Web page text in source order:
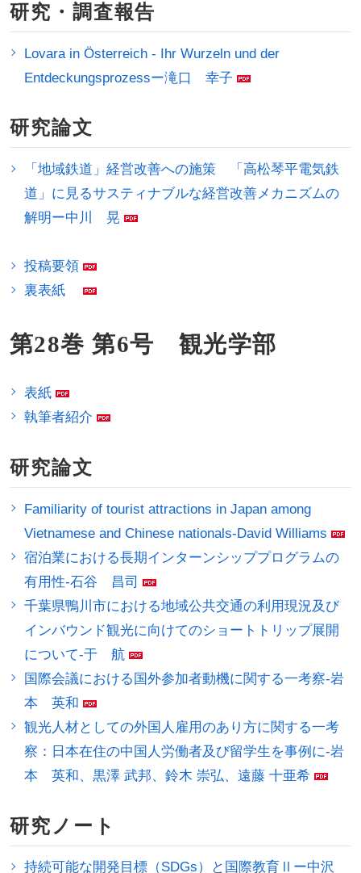
研究・調査報告
Lovara in Österreich - Ihr Wurzeln und der
Entdeckungsprozessー滝口 幸子
研究論文
「地域鉄道」経営改善への施策 「高松琴平電気鉄
道」に見るサスティナブルな経営改善メカニズムの
解明ー中川 晃
投稿要領
裏表紙
第28巻 第6号 観光学部
表紙
執筆者紹介
研究論文
Familiarity of tourist attractions in Japan among
Vietnamese and Chinese nationals-David Williams
宿泊業における長期インターンシッププログラムの
有用性-石谷 昌司
千葉県鴨川市における地域公共交通の利用現況及び
インバウンド観光に向けてのショートトリップ展開
について-于 航
国際会議における国外参加者動機に関する一考察-岩
本 英和
観光人材としての外国人雇用のあり方に関する一考
察：日本在住の中国人労働者及び留学生を事例に-岩
本 英和、黒澤 武邦、鈴木 崇弘、遠藤 十亜希
研究ノート
持続可能な開発目標（SDGs）と国際教育Ⅱー中沢